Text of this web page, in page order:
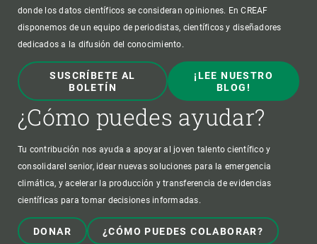
donde los datos científicos se consideran opiniones. En CREAF
disponemos de un equipo de periodistas, científicos y diseñadores
dedicados a la difusión del conocimiento.
SUSCRÍBETE AL
BOLETÍN
¡LEE NUESTRO
BLOG!
¿Cómo puedes ayudar?
Tu contribución nos ayuda a apoyar al joven talento científico y
consolidarel senior, idear nuevas soluciones para la emergencia
climática, y acelerar la producción y transferencia de evidencias
científicas para tomar decisiones informadas.
DONAR ¿CÓMO PUEDES COLABORAR?